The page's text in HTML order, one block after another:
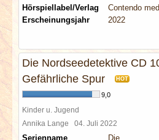
Hörspiellabel/Verlag
Contendo
Erscheinungsjahr
2022
Die Nordseedetektive CD
Gefährliche Spur
HOT
9,0
Kinder u. Jugend
Annika Lange 04. Juli 2022
Serienname Die